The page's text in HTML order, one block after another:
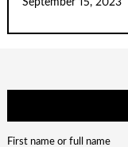
First name or full name